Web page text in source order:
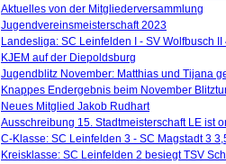
Aktuelles von der Mitgliederversammlung
Jugendvereinsmeisterschaft 2023
Landesliga: SC Leinfelden I - SV Wolfbusch II
KJEM auf der Diepoldsburg
Jugendblitz November: Matthias und Tijana
Knappes Endergebnis beim November
Neues Mitglied Jakob Rudhart
Ausschreibung 15. Stadtmeisterschaft LE ist
C-Klasse: SC Leinfelden 3 - SC Magstadt 3
Kreisklasse: SC Leinfelden 2 besiegt TSV